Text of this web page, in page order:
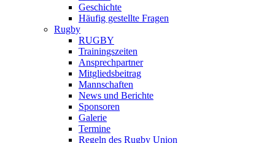
Geschichte
Häufig gestellte Fragen
Rugby
RUGBY
Trainingszeiten
Ansprechpartner
Mitgliedsbeitrag
Mannschaften
News und Berichte
Sponsoren
Galerie
Termine
Regeln des Rugby Union